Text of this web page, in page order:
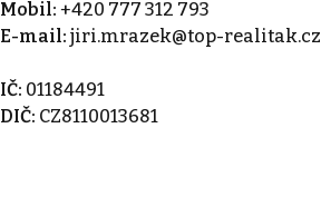
Mobil: +420 777 312 793
E-mail: jiri.mrazek@top-realitak.cz
IČ: 01184491
DIČ: CZ8110013681